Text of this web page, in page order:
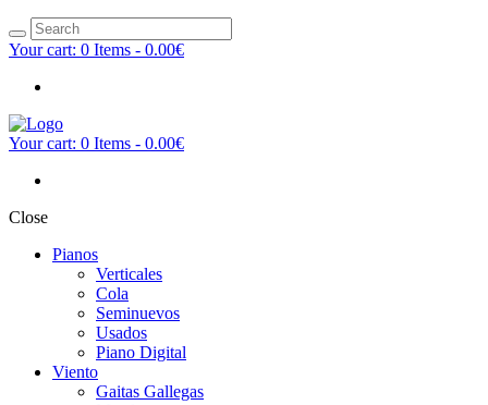
Your cart: 0 Items - 0.00€
Your cart: 0 Items - 0.00€
Close
Pianos
Verticales
Cola
Seminuevos
Usados
Piano Digital
Viento
Gaitas Gallegas